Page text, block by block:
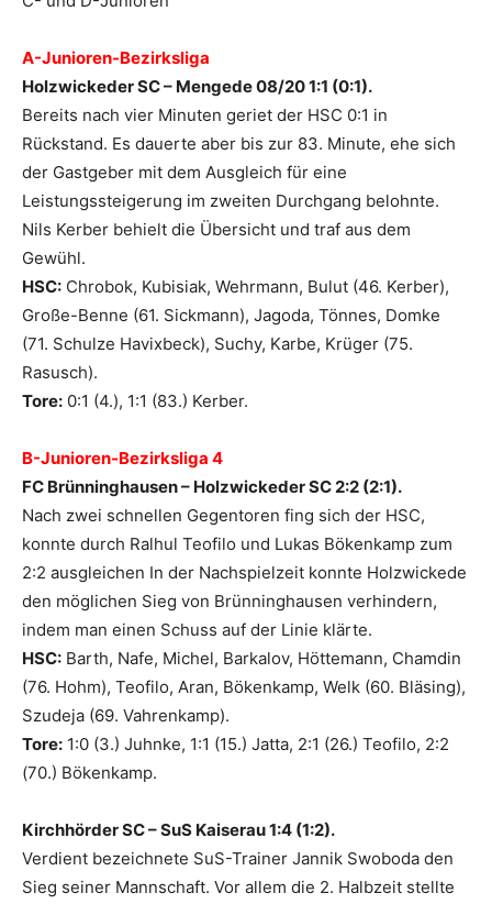
A-Junioren-Bezirksliga
Holzwickeder SC – Mengede 08/20 1:1 (0:1).
Bereits nach vier Minuten geriet der HSC 0:1 in
Rückstand. Es dauerte aber bis zur 83. Minute, ehe sich
der Gastgeber mit dem Ausgleich für eine
Leistungssteigerung im zweiten Durchgang belohnte.
Nils Kerber behielt die Übersicht und traf aus dem
Gewühl.
HSC: Chrobok, Kubisiak, Wehrmann, Bulut (46. Kerber),
Große-Benne (61. Sickmann), Jagoda, Tönnes, Domke
(71. Schulze Havixbeck), Suchy, Karbe, Krüger (75.
Rasusch).
Tore: 0:1 (4.), 1:1 (83.) Kerber.
B-Junioren-Bezirksliga 4
FC Brünninghausen – Holzwickeder SC 2:2 (2:1).
Nach zwei schnellen Gegentoren fing sich der HSC,
konnte durch Ralhul Teofilo und Lukas Bökenkamp zum
2:2 ausgleichen In der Nachspielzeit konnte Holzwickede
den möglichen Sieg von Brünninghausen verhindern,
indem man einen Schuss auf der Linie klärte.
HSC: Barth, Nafe, Michel, Barkalov, Höttemann, Chamdin
(76. Hohm), Teofilo, Aran, Bökenkamp, Welk (60. Bläsing),
Szudeja (69. Vahrenkamp).
Tore: 1:0 (3.) Juhnke, 1:1 (15.) Jatta, 2:1 (26.) Teofilo, 2:2
(70.) Bökenkamp.
Kirchhörder SC – SuS Kaiserau 1:4 (1:2).
Verdient bezeichnete SuS-Trainer Jannik Swoboda den
Sieg seiner Mannschaft. Vor allem die 2. Halbzeit stellte